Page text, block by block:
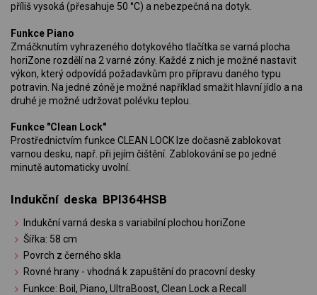
příliš vysoká (přesahuje 50 °C) a nebezpečná na dotyk.
Funkce Piano
Zmáčknutím vyhrazeného dotykového tlačítka se varná plocha
horiZone rozdělí na 2 varné zóny. Každé z nich je možné nastavit
výkon, který odpovídá požadavkům pro přípravu daného typu
potravin. Na jedné zóně je možné například smažit hlavní jídlo a na
druhé je možné udržovat polévku teplou.
Funkce "Clean Lock"
Prostřednictvím funkce CLEAN LOCK lze dočasně zablokovat
varnou desku, např. při jejím čištění. Zablokování se po jedné
minutě automaticky uvolní.
Indukční deska BPI364HSB
Indukční varná deska s variabilní plochou horiZone
Šířka: 58 cm
Povrch z černého skla
Rovné hrany - vhodná k zapuštění do pracovní desky
Funkce: Boil, Piano, UltraBoost, Clean Lock a Recall